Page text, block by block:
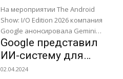
На мероприятии The Android
Show: I/O Edition 2026 компания
Google анонсировала Gemini
Intelligence — новую ИИ-систему
для Android, которая превращает
смартфон в полноценного
цифрового...
Google представил
ИИ-систему для
проверки фактов в
02.04.2024